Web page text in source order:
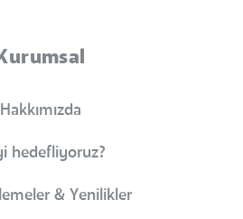
Kurumsal
Hakkımızda
hedefliyoruz?
& Yenilikler